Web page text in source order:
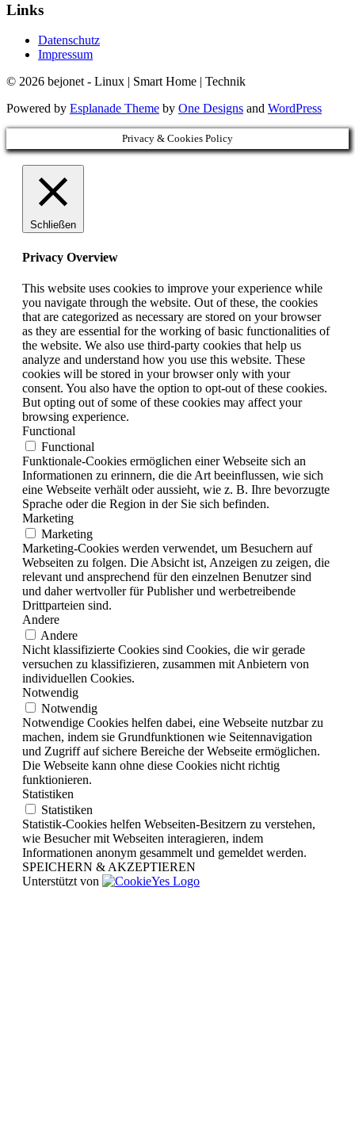
Links
Datenschutz
Impressum
© 2026 bejonet - Linux | Smart Home | Technik
Powered by Esplanade Theme by One Designs and WordPress
Privacy & Cookies Policy
Schließen
Privacy Overview
This website uses cookies to improve your experience while
you navigate through the website. Out of these, the cookies
that are categorized as necessary are stored on your browser
as they are essential for the working of basic functionalities of
the website. We also use third-party cookies that help us
analyze and understand how you use this website. These
cookies will be stored in your browser only with your
consent. You also have the option to opt-out of these cookies.
But opting out of some of these cookies may affect your
browsing experience.
Functional
Functional
Funktionale-Cookies ermöglichen einer Webseite sich an
Informationen zu erinnern, die die Art beeinflussen, wie sich
eine Webseite verhält oder aussieht, wie z. B. Ihre bevorzugte
Sprache oder die Region in der Sie sich befinden.
Marketing
Marketing
Marketing-Cookies werden verwendet, um Besuchern auf
Webseiten zu folgen. Die Absicht ist, Anzeigen zu zeigen, die
relevant und ansprechend für den einzelnen Benutzer sind
und daher wertvoller für Publisher und werbetreibende
Drittparteien sind.
Andere
Andere
Nicht klassifizierte Cookies sind Cookies, die wir gerade
versuchen zu klassifizieren, zusammen mit Anbietern von
individuellen Cookies.
Notwendig
Notwendig
Notwendige Cookies helfen dabei, eine Webseite nutzbar zu
machen, indem sie Grundfunktionen wie Seitennavigation
und Zugriff auf sichere Bereiche der Webseite ermöglichen.
Die Webseite kann ohne diese Cookies nicht richtig
funktionieren.
Statistiken
Statistiken
Statistik-Cookies helfen Webseiten-Besitzern zu verstehen,
wie Besucher mit Webseiten interagieren, indem
Informationen anonym gesammelt und gemeldet werden.
SPEICHERN & AKZEPTIEREN
Unterstützt von